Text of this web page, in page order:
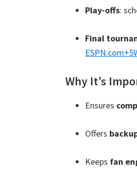
Play-offs:
Final
ESPN.com+5
Why It’s
Ensures
Offers
Keeps fan